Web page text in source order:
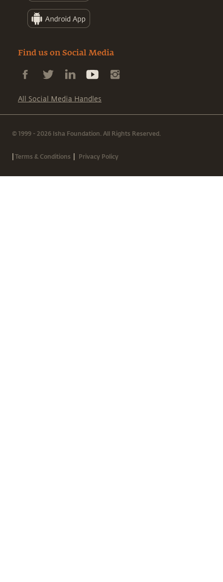
Find us on Social Media
All Social Media Handles
© 1999 - 2026 Isha Foundation. All Rights Reserved.
|Terms & Conditions | Privacy Policy